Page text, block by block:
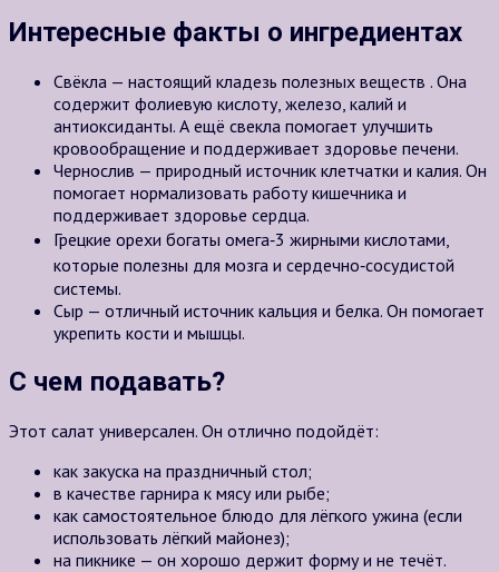
Интересные факты о ингредиентах
Свёкла — настоящий кладезь полезных веществ . Она
содержит фолиевую кислоту, железо, калий и
антиоксиданты. А ещё свекла помогает улучшить
кровообращение и поддерживает здоровье печени.
Чернослив — природный источник клетчатки и калия. Он
помогает нормализовать работу кишечника и
поддерживает здоровье сердца.
Грецкие орехи богаты омега‑3 жирными кислотами,
которые полезны для мозга и сердечно‑сосудистой
системы.
Сыр — отличный источник кальция и белка. Он помогает
укрепить кости и мышцы.
С чем подавать?
Этот салат универсален. Он отлично подойдёт:
как закуска на праздничный стол;
в качестве гарнира к мясу или рыбе;
как самостоятельное блюдо для лёгкого ужина (если
использовать лёгкий майонез);
на пикнике — он хорошо держит форму и не течёт.